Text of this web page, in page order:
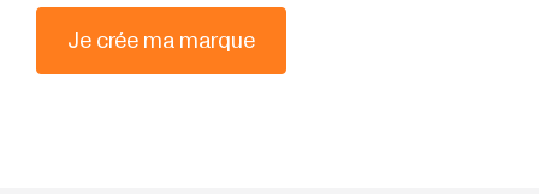
Je crée ma marque